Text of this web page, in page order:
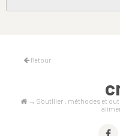
Retour
→ S’outiller : méthodes et